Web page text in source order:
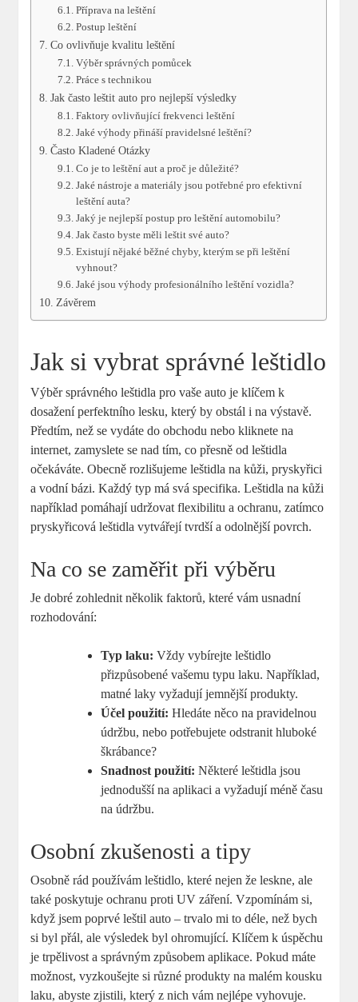
Příprava na leštění
Postup leštění
Co ovlivňuje kvalitu leštění
Výběr správných pomůcek
Práce s technikou
Jak často leštit auto pro nejlepší výsledky
Faktory ovlivňující frekvenci leštění
Jaké výhody přináší pravidelsné leštění?
Často Kladené Otázky
Co je to leštění aut a proč je důležité?
Jaké nástroje a materiály jsou potřebné pro efektivní
leštění auta?
Jaký je nejlepší postup pro leštění automobilu?
Jak často byste měli leštit své auto?
Existují nějaké běžné chyby, kterým se při leštění
vyhnout?
Jaké jsou výhody profesionálního leštění vozidla?
Závěrem
Jak si vybrat správné leštidlo
Výběr správného leštidla pro vaše auto je klíčem k
dosažení perfektního lesku, který by obstál i na výstavě.
Předtím, než se vydáte do obchodu nebo kliknete na
internet, zamyslete se nad tím, co přesně od leštidla
očekáváte. Obecně rozlišujeme leštidla na kůži, pryskyřici
a vodní bázi. Každý typ má svá specifika. Leštidla na kůži
například pomáhají udržovat flexibilitu a ochranu, zatímco
pryskyřicová leštidla vytvářejí tvrdší a odolnější povrch.
Na co se zaměřit při výběru
Je dobré zohlednit několik faktorů, které vám usnadní
rozhodování:
Typ laku: Vždy vybírejte leštidlo
přizpůsobené vašemu typu laku. Například,
matné laky vyžadují jemnější produkty.
Účel použití: Hledáte něco na pravidelnou
údržbu, nebo potřebujete odstranit hluboké
škrábance?
Snadnost použití: Některé leštidla jsou
jednodušší na aplikaci a vyžadují méně času
na údržbu.
Osobní zkušenosti a tipy
Osobně rád používám leštidlo, které nejen že leskne, ale
také poskytuje ochranu proti UV záření. Vzpomínám si,
když jsem poprvé leštil auto – trvalo mi to déle, než bych
si byl přál, ale výsledek byl ohromující. Klíčem k úspěchu
je trpělivost a správným způsobem aplikace. Pokud máte
možnost, vyzkoušejte si různé produkty na malém kousku
laku, abyste zjistili, který z nich vám nejlépe vyhovuje.